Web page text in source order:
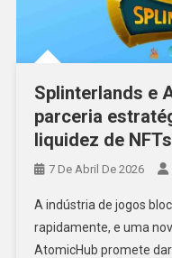
Splinterlands e
parceria
liquidez de
7 De Abril De 2026
A indústria de jogos
rapidamente, e uma
AtomicHub promete